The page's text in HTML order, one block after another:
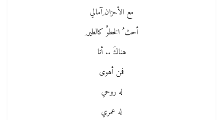
مع الأحزان ِآمالي
أحث ُ الخطوَّ كالطير ِ
هناكَ .. أنا
فمن أهوى
له روحي
له عمري